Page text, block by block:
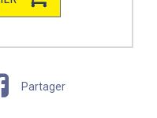
Partager